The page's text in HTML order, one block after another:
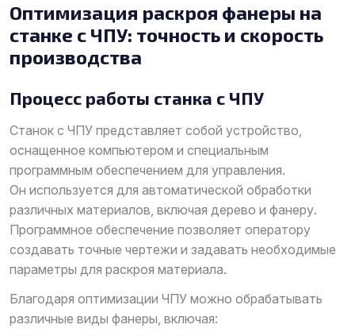
Оптимизация раскроя фанеры на
станке с ЧПУ: точность и скорость
производства
Процесс работы станка с ЧПУ
Станок с ЧПУ представляет собой устройство,
оснащенное компьютером и специальным
программным обеспечением для управления.
Он используется для автоматической обработки
различных материалов, включая дерево и фанеру.
Программное обеспечение позволяет оператору
создавать точные чертежи и задавать необходимые
параметры для раскроя материала.
Благодаря оптимизации ЧПУ можно обрабатывать
различные виды фанеры, включая: